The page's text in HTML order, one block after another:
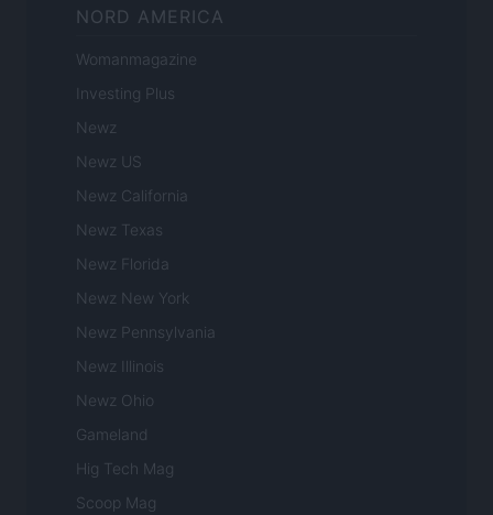
NORD AMERICA
Womanmagazine
Investing Plus
Newz
Newz US
Newz California
Newz Texas
Newz Florida
Newz New York
Newz Pennsylvania
Newz Illinois
Newz Ohio
Gameland
Hig Tech Mag
Scoop Mag